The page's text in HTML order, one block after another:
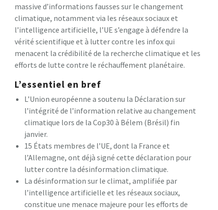
massive d’informations fausses sur le changement
climatique, notamment via les réseaux sociaux et
l’intelligence artificielle, l’UE s’engage à défendre la
vérité scientifique et à lutter contre les infox qui
menacent la crédibilité de la recherche climatique et les
efforts de lutte contre le réchauffement planétaire.
L’essentiel en bref
L’Union européenne a soutenu la Déclaration sur
l’intégrité de l’information relative au changement
climatique lors de la Cop30 à Bélem (Brésil) fin
janvier.
15 États membres de l’UE, dont la France et
l’Allemagne, ont déjà signé cette déclaration pour
lutter contre la désinformation climatique.
La désinformation sur le climat, amplifiée par
l’intelligence artificielle et les réseaux sociaux,
constitue une menace majeure pour les efforts de